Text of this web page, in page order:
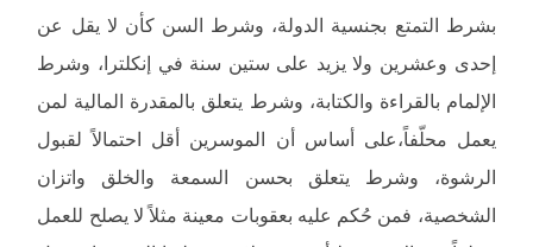
بشرط التمتع بجنسية الدولة، وشرط السن كأن لا يقل عن
إحدى وعشرين ولا يزيد على ستين سنة في إنكلترا، وشرط
الإلمام بالقراءة والكتابة، وشرط يتعلق بالمقدرة المالية لمن
يعمل محلّفاً،على أساس أن الموسرين أقل احتمالاً لقبول
الرشوة، وشرط يتعلق بحسن السمعة والخلق واتزان
الشخصية، فمن حُكم عليه بعقوبات معينة مثلاً لا يصلح للعمل